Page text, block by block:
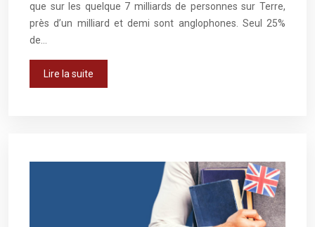
que sur les quelque 7 milliards de personnes sur Terre,
près d’un milliard et demi sont anglophones. Seul 25%
de…
Lire la suite